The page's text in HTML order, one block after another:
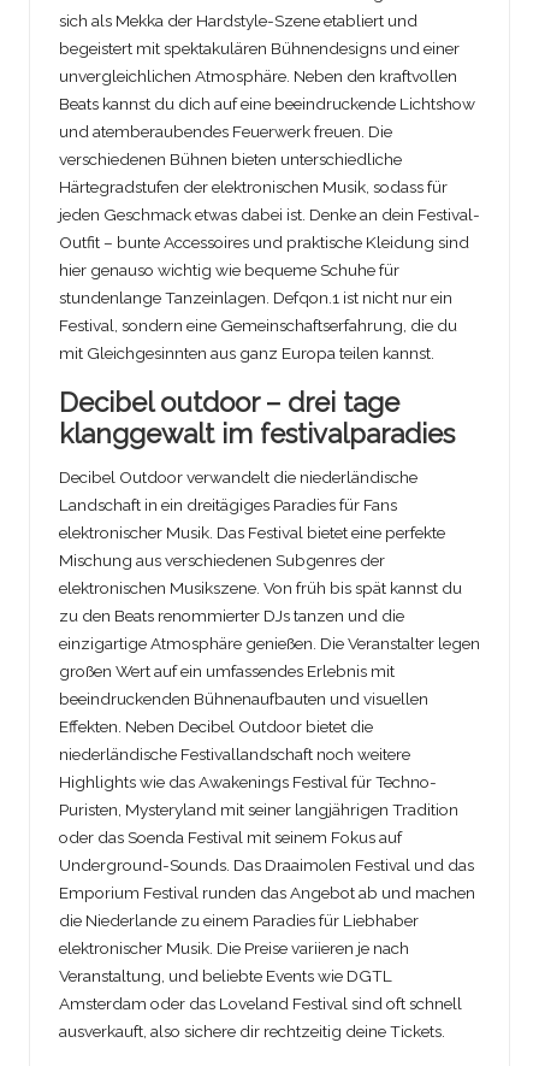
sich als Mekka der Hardstyle-Szene etabliert und
begeistert mit spektakulären Bühnendesigns und einer
unvergleichlichen Atmosphäre. Neben den kraftvollen
Beats kannst du dich auf eine beeindruckende Lichtshow
und atemberaubendes Feuerwerk freuen. Die
verschiedenen Bühnen bieten unterschiedliche
Härtegradstufen der elektronischen Musik, sodass für
jeden Geschmack etwas dabei ist. Denke an dein Festival-
Outfit – bunte Accessoires und praktische Kleidung sind
hier genauso wichtig wie bequeme Schuhe für
stundenlange Tanzeinlagen. Defqon.1 ist nicht nur ein
Festival, sondern eine Gemeinschaftserfahrung, die du
mit Gleichgesinnten aus ganz Europa teilen kannst.
Decibel outdoor – drei tage
klanggewalt im festivalparadies
Decibel Outdoor verwandelt die niederländische
Landschaft in ein dreitägiges Paradies für Fans
elektronischer Musik. Das Festival bietet eine perfekte
Mischung aus verschiedenen Subgenres der
elektronischen Musikszene. Von früh bis spät kannst du
zu den Beats renommierter DJs tanzen und die
einzigartige Atmosphäre genießen. Die Veranstalter legen
großen Wert auf ein umfassendes Erlebnis mit
beeindruckenden Bühnenaufbauten und visuellen
Effekten. Neben Decibel Outdoor bietet die
niederländische Festivallandschaft noch weitere
Highlights wie das Awakenings Festival für Techno-
Puristen, Mysteryland mit seiner langjährigen Tradition
oder das Soenda Festival mit seinem Fokus auf
Underground-Sounds. Das Draaimolen Festival und das
Emporium Festival runden das Angebot ab und machen
die Niederlande zu einem Paradies für Liebhaber
elektronischer Musik. Die Preise variieren je nach
Veranstaltung, und beliebte Events wie DGTL
Amsterdam oder das Loveland Festival sind oft schnell
ausverkauft, also sichere dir rechtzeitig deine Tickets.